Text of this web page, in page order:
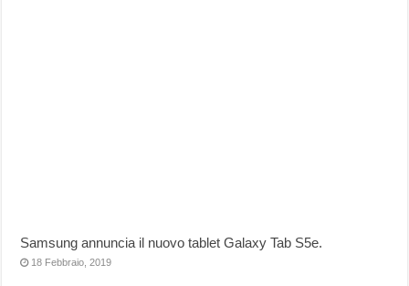
Samsung annuncia il nuovo tablet Galaxy Tab S5e.
18 Febbraio, 2019